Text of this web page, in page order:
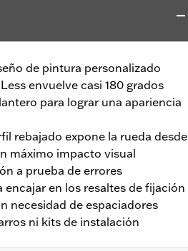
de pintura personalizado
envuelve casi 180 grados
para lograr una apariencia
rebajado expone la rueda desde
máximo impacto visual
a prueba de errores
en los resaltes de fijación
necesidad de espaciadores
ni kits de instalación